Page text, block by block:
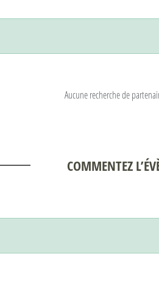
Aucune recherche de
COMMENTEZ